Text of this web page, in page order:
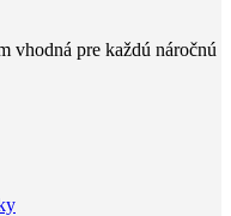
vhodná pre každú náročnú